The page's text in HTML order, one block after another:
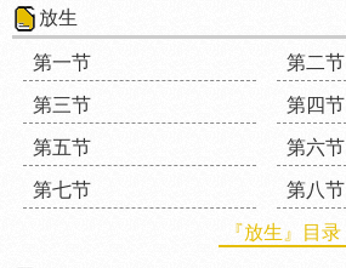
放生
第一节 第二节
第三节 第四节
第五节 第六节
第七节 第八节
『放生』目录